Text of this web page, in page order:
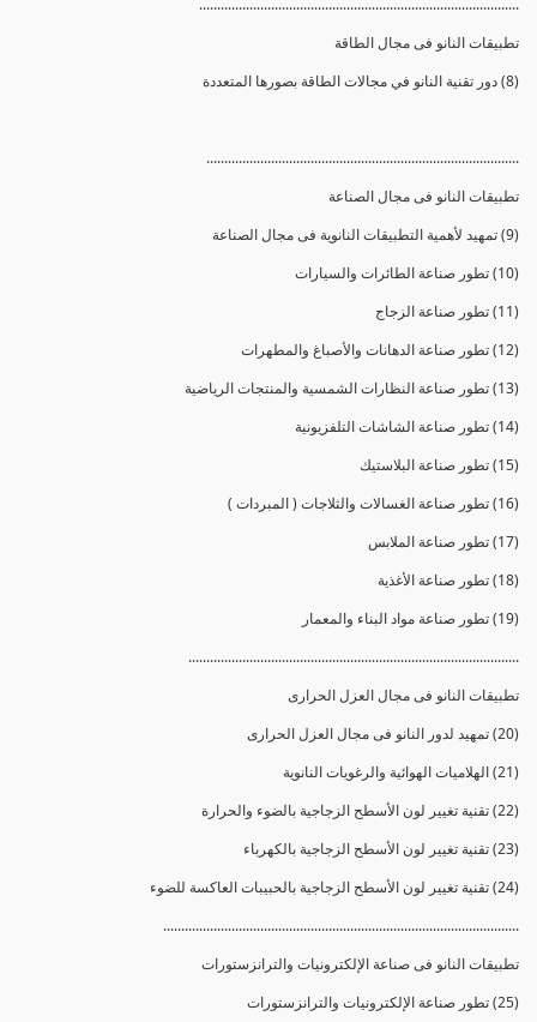
تطبيقات النانو فى مجال الطاقة
(8) دور تقنية النانو في مجالات الطاقة بصورها المتعددة
.......................................................................................
تطبيقات النانو فى مجال الصناعة
(9) تمهيد لأهمية التطبيقات النانوية فى مجال الصناعة
(10) تطور صناعة الطائرات والسيارات
(11) تطور صناعة الزجاج
(12) تطور صناعة الدهانات والأصباغ والمطهرات
(13) تطور صناعة النظارات الشمسية والمنتجات الرياضية
(14) تطور صناعة الشاشات التلفزيونية
(15) تطور صناعة البلاستيك
(16) تطور صناعة الغسالات والثلاجات ( المبردات )
(17) تطور صناعة الملابس
(18) تطور صناعة الأغذية
(19) تطور صناعة مواد البناء والمعمار
............................................................................................
تطبيقات النانو فى مجال العزل الحرارى
(20) تمهيد لدور النانو فى مجال العزل الحرارى
(21) الهلاميات الهوائية والرغويات النانوية
(22) تقنية تغيير لون الأسطح الزجاجية بالضوء والحرارة
(23) تقنية تغيير لون الأسطح الزجاجية بالكهرباء
(24) تقنية تغيير لون الأسطح الزجاجية بالحبيبات العاكسة للضوء
...................................................................................................
تطبيقات النانو فى صناعة الإلكترونيات والترانزستورات
(25) تطور صناعة الإلكترونيات والترانزستورات